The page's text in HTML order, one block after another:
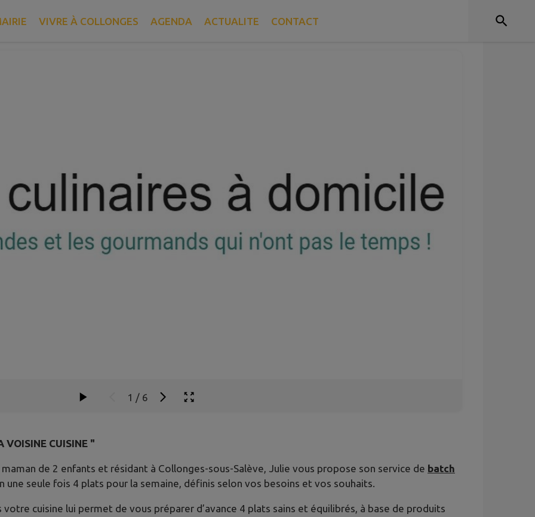
VIVRE À COLLONGES AGENDA ACTUALITE CONTACT
cuisine
1 / 6
VOISINE CUISINE "
de 2 enfants et résidant à Collonges-sous-Salève, Julie vous propose son service de batch
une seule fois 4 plats pour la semaine, définis selon vos besoins et vos souhaits.
votre cuisine lui permet de vous préparer d’avance 4 plats sains et équilibrés, à base de produits